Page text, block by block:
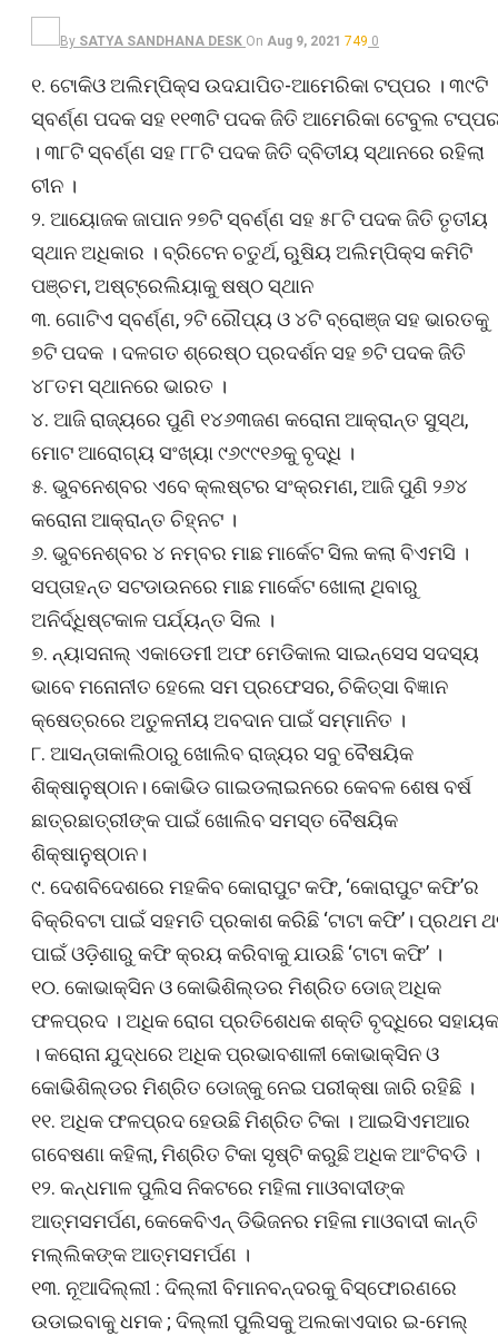
By SATYA SANDHANA DESK On Aug 9, 2021 749 0
୧. ଟୋକିଓ ଅଲିମ୍ପିକ୍ସ ଉଦଯାପିତ-ଆମେରିକା ଟପ୍ପର । ୩୯ଟି
ସ୍ବର୍ଣ୍ଣ ପଦକ ସହ ୧୧୩ଟି ପଦକ ଜିତି ଆମେରିକା ଟେବୁଲ
। ୩୮ଟି ସ୍ବର୍ଣ୍ଣ ସହ ୮୮ଟି ପଦକ ଜିତି ଦ୍ବିତୀୟ ସ୍ଥାନରେ ରହିଲା
ଚୀନ ।
୨. ଆୟୋଜକ ଜାପାନ ୨୭ଟି ସ୍ବର୍ଣ୍ଣ ସହ ୫୮ଟି ପଦକ ଜିତି ତୃତୀୟ
ସ୍ଥାନ ଅଧିକାର । ବ୍ରିଟେନ ଚତୁର୍ଥ, ଋୁଷିୟ ଅଲିମ୍ପିକ୍ସ କମିଟି
ପଞ୍ଚମ, ଅଷ୍ଟ୍ରେଲିୟାକୁ ଷଷ୍ଠ ସ୍ଥାନ
୩. ଗୋଟିଏ ସ୍ବର୍ଣ୍ଣ, ୨ଟି ରୌପ୍ୟ ଓ ୪ଟି ବ୍ରୋଞ୍ଜ ସହ ଭାରତକୁ
୭ଟି ପଦକ । ଦଳଗତ ଶ୍ରେଷ୍ଠ ପ୍ରଦର୍ଶନ ସହ ୭ଟି ପଦକ ଜିତି
୪୮ତମ ସ୍ଥାନରେ ଭାରତ ।
୪. ଆଜି ରାଜ୍ୟରେ ପୁଣି ୧୪୬୩ଜଣ କରୋନା ଆକ୍ରାନ୍ତ ସୁସ୍ଥ,
ମୋଟ ଆରୋଗ୍ୟ ସଂଖ୍ୟା ୯୬୯୯୧୬କୁ ବୃଦ୍ଧି ।
୫. ଭୁବନେଶ୍ବର ଏବେ କ୍ଲଷ୍ଟର ସଂକ୍ରମଣ, ଆଜି ପୁଣି ୨୬୪
କରୋନା ଆକ୍ରାନ୍ତ ଚିହ୍ନଟ ।
୬. ଭୁବନେଶ୍ବର ୪ ନମ୍ବର ମାଛ ମାର୍କେଟ ସିଲ କଲା ବିଏମସି ।
ସପ୍ତାହନ୍ତ ସଟଡାଉନରେ ମାଛ ମାର୍କେଟ ଖୋଲା ଥିବାରୁ
ଅନିର୍ଦ୍ଧିଷ୍ଟକାଳ ପର୍ଯ୍ୟନ୍ତ ସିଲ ।
୭. ନ୍ୟାସନାଲ୍ ଏକାଡେମୀ ଅଫ ମେଡିକାଲ ସାଇନ୍ସେସ ସଦସ୍ୟ
ଭାବେ ମନୋନୀତ ହେଲେ ସମ ପ୍ରଫେସର, ଚିକିତ୍ସା ବିଜ୍ଞାନ
କ୍ଷେତ୍ରରେ ଅତୁଳନୀୟ ଅବଦାନ ପାଇଁ ସମ୍ମାନିତ ।
୮. ଆସନ୍ତାକାଲିଠାରୁ ଖୋଲିବ ରାଜ୍ୟର ସବୁ ବୈଷୟିକ
ଶିକ୍ଷାନୁଷ୍ଠାନ। କୋଭିଡ ଗାଇଡଲାଇନରେ କେବଳ ଶେଷ ବର୍ଷ
ଛାତ୍ରଛାତ୍ରୀଙ୍କ ପାଇଁ ଖୋଲିବ ସମସ୍ତ ବୈଷୟିକ
ଶିକ୍ଷାନୁଷ୍ଠାନ।
୯. ଦେଶବିଦେଶରେ ମହକିବ କୋରାପୁଟ କଫି, ‘କୋରାପୁଟ କଫି’ର
ବିକ୍ରିବଟା ପାଇଁ ସହମତି ପ୍ରକାଶ କରିଛି ‘ଟାଟା କଫି’। ପ୍ରଥମ
ପାଇଁ ଓଡ଼ିଶାରୁ କଫି କ୍ରୟ କରିବାକୁ ଯାଉଛି ‘ଟାଟା କଫି’ ।
୧୦. କୋଭାକ୍ସିନ ଓ କୋଭିଶିଲ୍ଡର ମିଶ୍ରିତ ଡୋଜ୍‌ ଅଧିକ
ଫଳପ୍ରଦ । ଅଧିକ ରୋଗ ପ୍ରତିଶେଧକ ଶକ୍ତି ବୃଦ୍ଧିରେ ସହାୟକ
। କରୋନା ଯୁଦ୍ଧରେ ଅଧିକ ପ୍ରଭାବଶାଳୀ କୋଭାକ୍ସିନ ଓ
କୋଭିଶିଲ୍ଡର ମିଶ୍ରିତ ଡୋଜ୍‌କୁ ନେଇ ପରୀକ୍ଷା ଜାରି ରହିଛି ।
୧୧. ଅଧିକ ଫଳପ୍ରଦ ହେଉଛି ମିଶ୍ରିତ ଟିକା । ଆଇସିଏମଆର
ଗବେଷଣା କହିଲା, ମିଶ୍ରିତ ଟିକା ସୃଷ୍ଟି କରୁଛି ଅଧିକ ଆଂଟିବଡି ।
୧୨. କନ୍ଧମାଳ ପୁଲିସ ନିକଟରେ ମହିଳା ମାଓବାଦୀଙ୍କ
ଆତ୍ମସମର୍ପଣ, କେକେବିଏନ୍ ଡିଭିଜନର ମହିଳା ମାଓବାଦୀ କାନ୍ତି
ମଲ୍ଲିକଙ୍କ ଆତ୍ମସମର୍ପଣ ।
୧୩. ନୂଆଦିଲ୍ଲୀ : ଦିଲ୍ଲୀ ବିମାନବନ୍ଦରକୁ ବିସ୍ଫୋରଣରେ
ଉଡାଇବାକୁ ଧମକ ; ଦିଲ୍ଲୀ ପୁଲିସକୁ ଅଲକାଏଦାର ଇ-ମେଲ୍‍